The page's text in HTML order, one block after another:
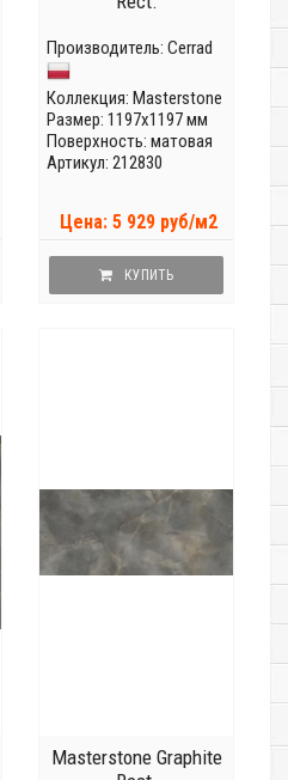
Производитель: Cerrad
Коллекция: Masterstone
Размер: 1197x1197 мм
Поверхность: матовая
Артикул: 212830
Цена: 5 929 руб/м2
КУПИТЬ
Masterstone Graphite